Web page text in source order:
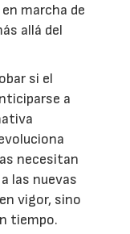
marcha de
allá del
si el
a
necesitan
las nuevas
vigor, sino
tiempo.